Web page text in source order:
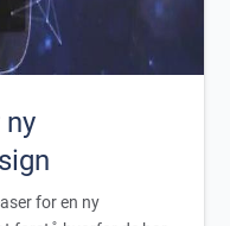
for en ny